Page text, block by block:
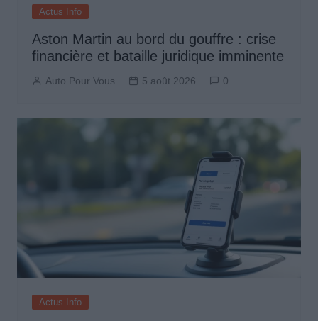
Actus Info
Aston Martin au bord du gouffre : crise
financière et bataille juridique imminente
Auto Pour Vous 5 août 2026 0
Actus Info